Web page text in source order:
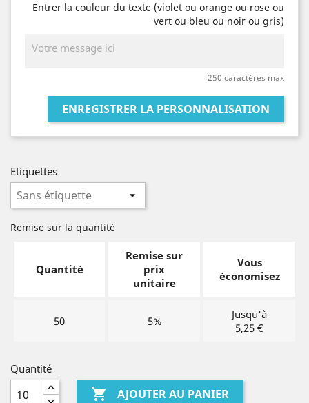
Entrer la couleur du texte (violet ou orange ou rose ou
vert ou bleu ou noir ou gris)
250 caractères max
ENREGISTRER LA PERSONNALISATION
Etiquettes
Remise sur la quantité
Quantité
Remise sur
prix
unitaire
Vous
économisez
50 5%
Jusqu'à
5,25 €
Quantité
 AJOUTER AU PANIER